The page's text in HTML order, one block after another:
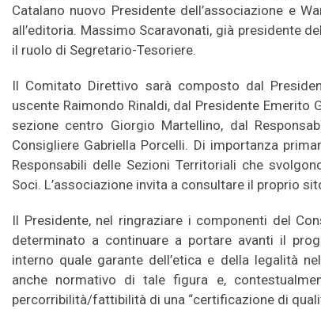
Catalano nuovo Presidente dell’associazione e
all’editoria. Massimo Scaravonati, già presidente
il ruolo di Segretario-Tesoriere.
Il Comitato Direttivo sarà composto dal
uscente Raimondo Rinaldi, dal Presidente Emerito
sezione centro Giorgio Martellino, dal
Consigliere Gabriella Porcelli. Di importanza
Responsabili delle Sezioni Territoriali che
Soci. L’associazione invita a consultare il proprio
Il Presidente, nel ringraziare i componenti del
determinato a continuare a portare avanti il
interno quale garante dell’etica e della legalità
anche normativo di tale figura e,
percorribilità/fattibilità di una “certificazione di